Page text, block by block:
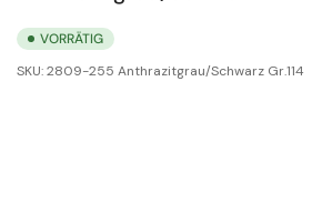
VORRÄTIG
SKU:2809-255 Anthrazitgrau/Schwarz Gr.114